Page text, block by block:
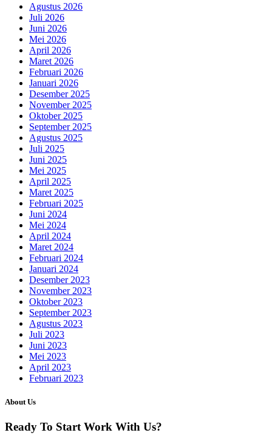
Agustus 2026
Juli 2026
Juni 2026
Mei 2026
April 2026
Maret 2026
Februari 2026
Januari 2026
Desember 2025
November 2025
Oktober 2025
September 2025
Agustus 2025
Juli 2025
Juni 2025
Mei 2025
April 2025
Maret 2025
Februari 2025
Juni 2024
Mei 2024
April 2024
Maret 2024
Februari 2024
Januari 2024
Desember 2023
November 2023
Oktober 2023
September 2023
Agustus 2023
Juli 2023
Juni 2023
Mei 2023
April 2023
Februari 2023
About Us
Ready To Start Work With Us?